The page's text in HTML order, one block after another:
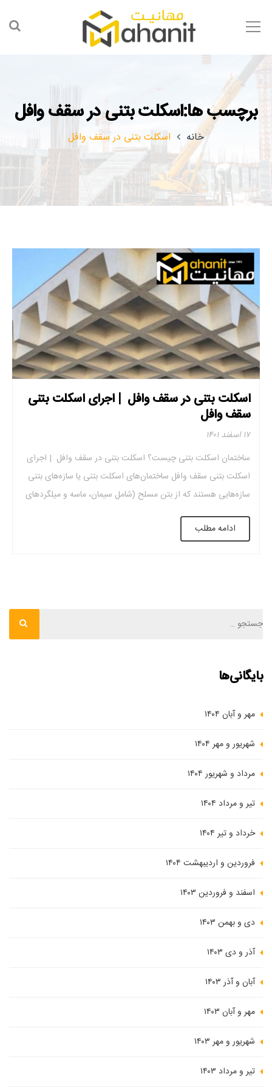
برچسب ها:اسکلت بتنی در سقف وافل
خانه اسکلت بتنی در سقف وافل
اسکلت بتنی در سقف وافل | اجرای اسکلت بتنی
سقف وافل
۱۷ اسفند ۱۴۰۱
ساختمان اسکلت بتنی چیست؟ اسکلت بتنی در سقف وافل | اجرای
اسکلت بتنی سقف وافل ساختمان‌های اسکلت بتنی یا سازه‌های بتنی
سازه‌هایی هستند که از بتن مسلح (شامل سیمان، ماسه و میلگرد‌های
فولادی به شکل میلگرد‌های ساده یا آجدار) ساخته می‌شوند. یک
ساختمان در صورتی دارای اسکلت بتنی است که در ساخت آن و در
ادامه مطلب
بایگانی‌ها
مهر و آبان ۱۴۰۴
شهریور و مهر ۱۴۰۴
مرداد و شهریور ۱۴۰۴
تیر و مرداد ۱۴۰۴
خرداد و تیر ۱۴۰۴
فروردین و اردیبهشت ۱۴۰۴
اسفند و فروردین ۱۴۰۳
دی و بهمن ۱۴۰۳
آذر و دی ۱۴۰۳
آبان و آذر ۱۴۰۳
مهر و آبان ۱۴۰۳
شهریور و مهر ۱۴۰۳
تیر و مرداد ۱۴۰۳